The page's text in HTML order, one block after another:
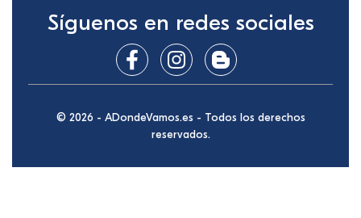
Síguenos en redes sociales
© 2026 - ADondeVamos.es - Todos los derechos
reservados.